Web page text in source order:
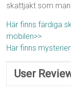
skattjakt som
Här finns färdiga
mobilen>>
Här finns
User